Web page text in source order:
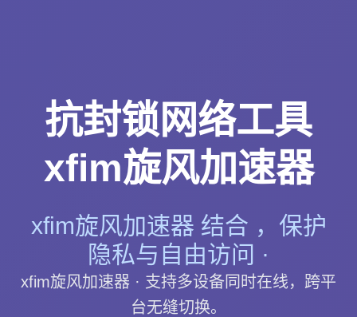
抗封锁网络工具
xfim旋风加速器
xfim旋风加速器 结合 ，保护
隐私与自由访问 ·
xfim旋风加速器 · 支持多设备同时在线，跨平
台无缝切换。